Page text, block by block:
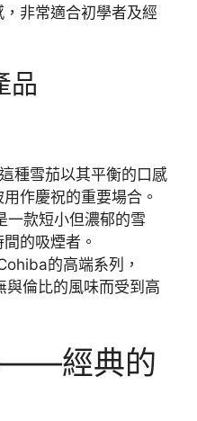
非常適合初學者及經
品
這種雪茄以其平衡的口感
作慶祝的重要場合。
一款短小但濃郁的雪
的吸煙者。
的高端系列，
倫比的風味而受到高
經典的